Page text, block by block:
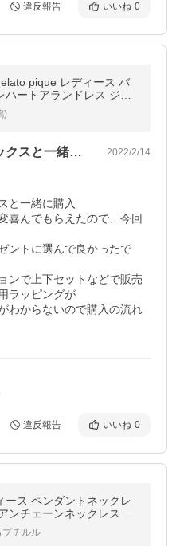
違反報告 いいね 0
pique レディース バ
ートアランドレス ジェ
ームウェア
)
誕生日プレゼントに、ソックスと一緒に購… 2022/2/14
と一緒に購入
喜んでもらえたので、今回
ントに選んで良かったで
ンで上下セットなどで販売
ラッピングが
わからないので購入の流れ
違反報告 いいね 0
ース ペンダントネックレ
ンチェーンネックレス ダ
女 誕生日 プレゼント ギ
プチルル